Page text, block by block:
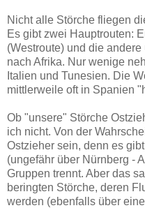
Nicht alle Störche fliegen
Es gibt zwei Hauptrouten:
(Westroute) und die
nach Afrika. Nur wenige
Italien und Tunesien. Die
mittlerweile oft in Spanien
Ob "unsere" Störche
ich nicht. Von der
Ostzieher sein, denn es
(ungefähr über Nürnberg -
Gruppen trennt. Aber das
beringten Störche, deren
werden (ebenfalls über